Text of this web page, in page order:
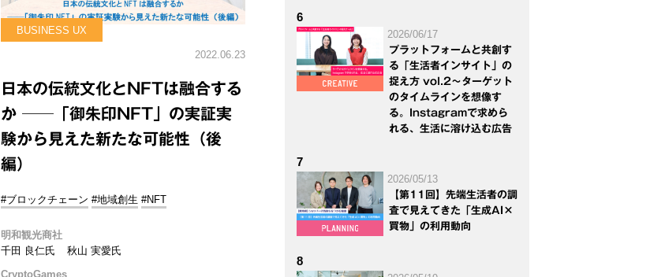
BUSINESS UX
2022.06.23
日本の伝統文化とNFTは融合する
か ──「御朱印NFT」の実証実
験から見えた新たな可能性（後
編）
#ブロックチェーン #地域創生 #NFT
明和観光商社
千田 良仁氏
秋山 実愛氏
CryptoGames
6
2026/06/17
プラットフォームと共創す
る「生活者インサイト」の
捉え方 vol.2～ターゲット
のタイムラインを想像す
る。Instagramで求めら
れる、生活に溶け込む広告
7
2026/05/13
【第11回】先端生活者の調
査で見えてきた「生成AI×
買物」の利用動向
8